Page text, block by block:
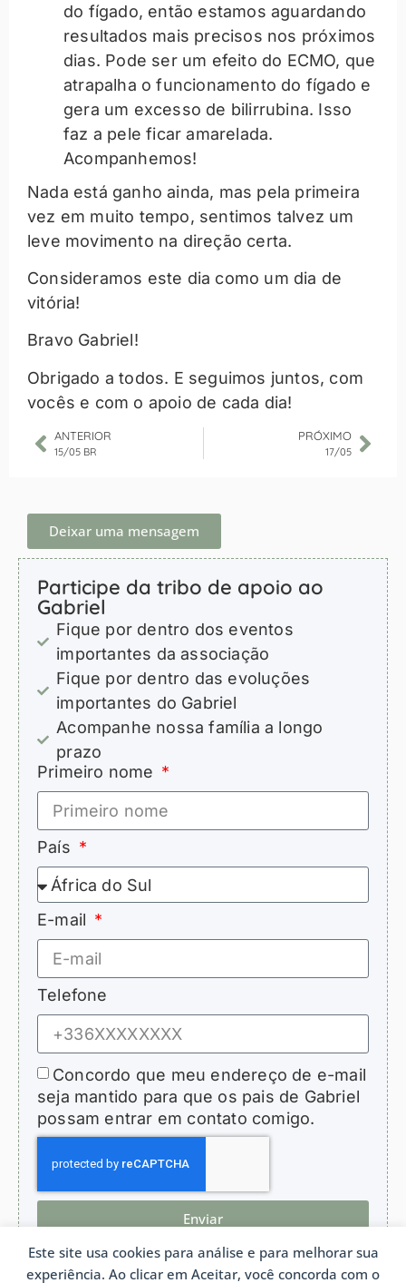
Este site usa cookies para análise e para melhorar sua
experiência. Ao clicar em Aceitar, você concorda com o
do fígado, então estamos aguardando
resultados mais precisos nos próximos
dias. Pode ser um efeito do ECMO, que
atrapalha o funcionamento do fígado e
gera um excesso de bilirrubina. Isso
faz a pele ficar amarelada.
Acompanhemos!
Nada está ganho ainda, mas pela primeira
vez em muito tempo, sentimos talvez um
leve movimento na direção certa.
Consideramos este dia como um dia de
vitória!
Bravo Gabriel!
Obrigado a todos. E seguimos juntos, com
vocês e com o apoio de cada dia!
ANTERIOR
15/05 BR
PRÓXIMO
17/05
Deixar uma mensagem
Participe da tribo de apoio ao
Gabriel
Fique por dentro dos eventos
importantes da associação
Fique por dentro das evoluções
importantes do Gabriel
Acompanhe nossa família a longo
prazo
Primeiro nome
País
E-mail
Telefone
Concordo que meu endereço de e-mail
seja mantido para que os pais de Gabriel
possam entrar em contato comigo.
Enviar